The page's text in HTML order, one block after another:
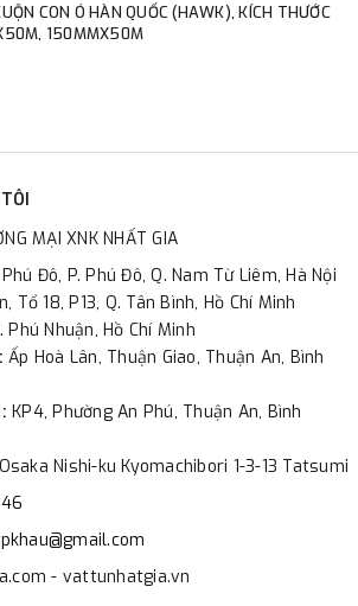
CON Ó HÀN QUỐC (HAWK), KÍCH THƯỚC
150MMX50M
MẠI XNK NHẤT GIA
Đô, P. Phú Đô, Q. Nam Từ Liêm, Hà Nội
Tổ 18, P13, Q. Tân Bình, Hồ Chí Minh
Nhuận, Hồ Chí Minh
Ấp Hoà Lân, Thuận Giao, Thuận An, Bình
KP4, Phường An Phú, Thuận An, Bình
Osaka Nishi-ku Kyomachibori 1-3-13 Tatsumi
- vattunhatgia.vn